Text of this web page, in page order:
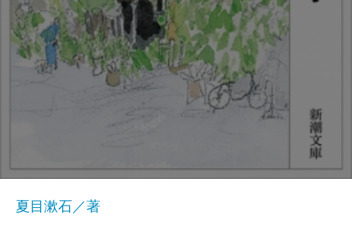
夏目漱石／著